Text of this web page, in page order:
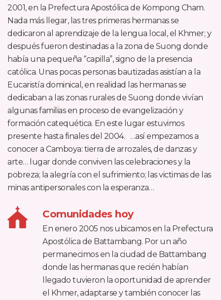
2001, en la Prefectura Apostólica de Kompong Cham.
Nada más llegar, las tres primeras hermanas se
dedicaron al aprendizaje de la lengua local, el Khmer; y
después fueron destinadas a la zona de Suong donde
había una pequeña “capilla”, signo de la presencia
católica. Unas pocas personas bautizadas asistían a la
Eucaristía dominical, en realidad las hermanas se
dedicaban a las zonas rurales de Suong donde vivían
algunas familias en proceso de evangelización y
formación catequética. En este lugar estuvimos
presente hasta finales del 2004. …así empezamos a
conocer a Camboya: tierra de arrozales, de danzas y
arte… lugar donde conviven las celebraciones y la
pobreza; la alegría con el sufrimiento; las victimas de las
minas antipersonales con la esperanza…
Comunidades hoy
En enero 2005 nos ubicamos en la Prefectura
Apostólica de Battambang. Por un año
permanecimos en la ciudad de Battambang
donde las hermanas que recién habían
llegado tuvieron la oportunidad de aprender
el Khmer, adaptarse y también conocer las